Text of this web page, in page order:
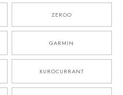
ZEROO
GARMIN
KUROCURRANT